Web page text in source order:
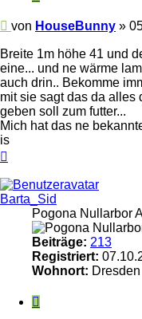
Beitrag
von HouseBunny »
Breite 1m höhe 41 und
eine... und ne wärme
auch drin.. Bekomme
mit sie sagt das da alles
geben soll zum futter...
Mich hat das ne
is
Barta_Sid
Pogona Nullarbor
Beiträge: 213
Registriert:
Wohnort: Dresden
Zitieren